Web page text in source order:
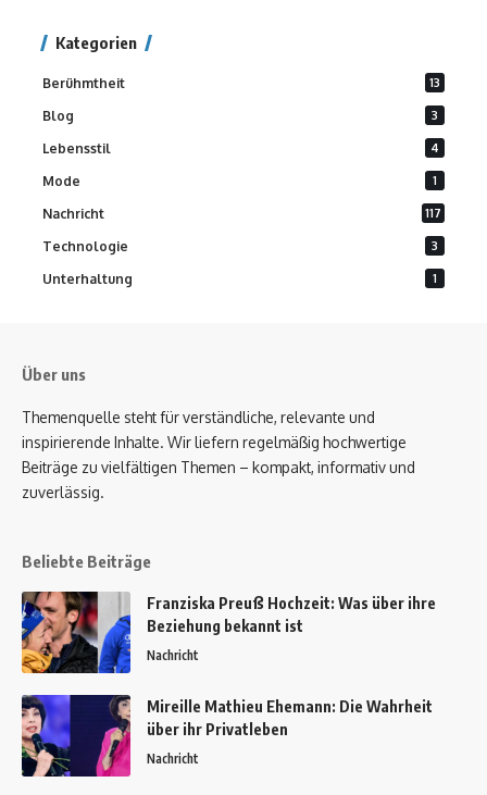
Kategorien
Berühmtheit 13
Blog 3
Lebensstil 4
Mode 1
Nachricht 117
Technologie 3
Unterhaltung 1
Über uns
Themenquelle steht für verständliche, relevante und
inspirierende Inhalte. Wir liefern regelmäßig hochwertige
Beiträge zu vielfältigen Themen – kompakt, informativ und
zuverlässig.
Beliebte Beiträge
Franziska Preuß Hochzeit: Was über ihre
Beziehung bekannt ist
Nachricht
Mireille Mathieu Ehemann: Die Wahrheit
über ihr Privatleben
Nachricht